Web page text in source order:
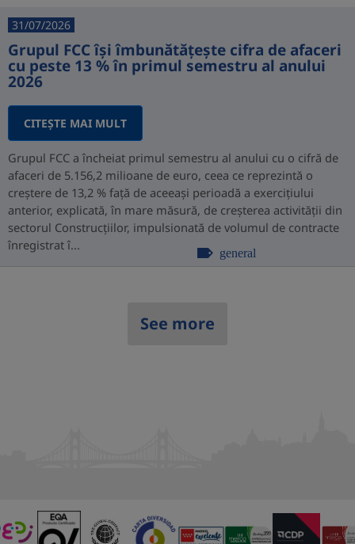
31/07/2026
Grupul FCC își îmbunătățește cifra de afaceri
cu peste 13 % în primul semestru al anului
2026
CITEŞTE MAI MULT
Grupul FCC a încheiat primul semestru al anului cu o cifră de
afaceri de 5.156,2 milioane de euro, ceea ce reprezintă o
creștere de 13,2 % față de aceeași perioadă a exercițiului
anterior, explicată, în mare măsură, de creșterea activității din
sectorul Construcțiilor, impulsionată de volumul de contracte
înregistrat î...
general
See more